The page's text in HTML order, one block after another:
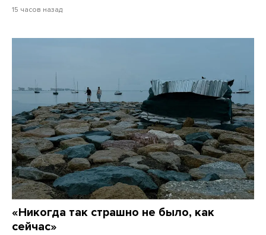
15 часов назад
«Никогда так страшно не было, как
сейчас»